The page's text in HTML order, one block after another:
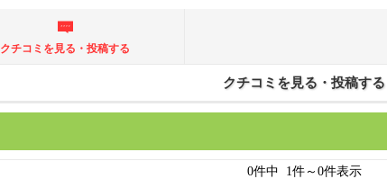
クチコミを見る・投稿する
クチコミを見る・投稿する
0件中 1件～0件表示